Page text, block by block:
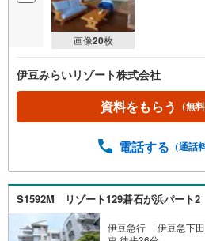
画像20枚
伊豆みらいリゾート株式会社
資料をもらう （無料
電話する （通話
S1592M リゾート129碁石が浜パート2
伊豆急行 「伊豆急下